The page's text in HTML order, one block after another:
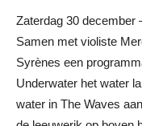
Zaterdag 30 december
Samen met violiste
Syrènes een
Underwater het water
water in The Waves